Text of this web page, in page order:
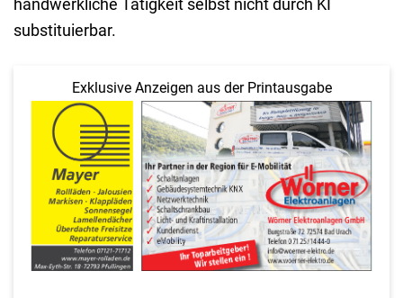
handwerkliche Tätigkeit selbst nicht durch KI
substituierbar.
Exklusive Anzeigen aus der Printausgabe